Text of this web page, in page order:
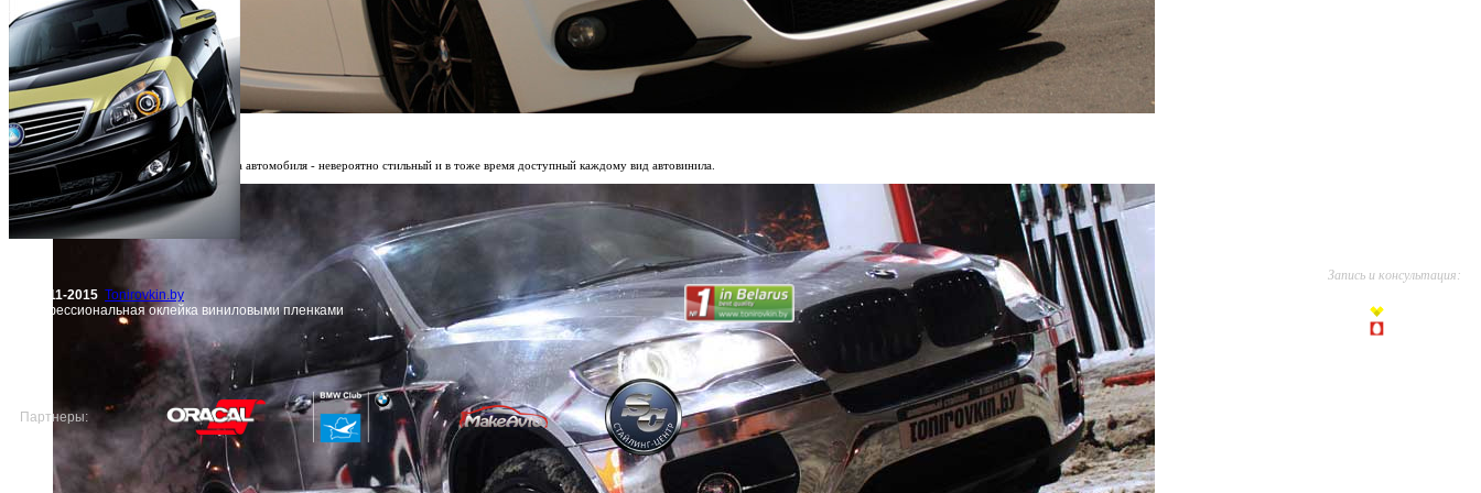
Матовый оттенок кузова автомобиля.
Оклейка матовыми пленками кузова автомобиля - невероятно стильный и в тоже время доступный каждому вид автовинила.
© 2011-2015 Tonirovkin.by
Профессиональная оклейка виниловыми пленками
Запись и консультация:
Партнеры: